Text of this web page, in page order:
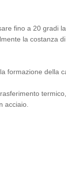
fino a 20 gradi
la costanza
formazione della
acciaio.